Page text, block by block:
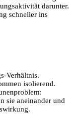
darunter.
schneller ins
Verhältnis.
isolierend.
sie aneinander und